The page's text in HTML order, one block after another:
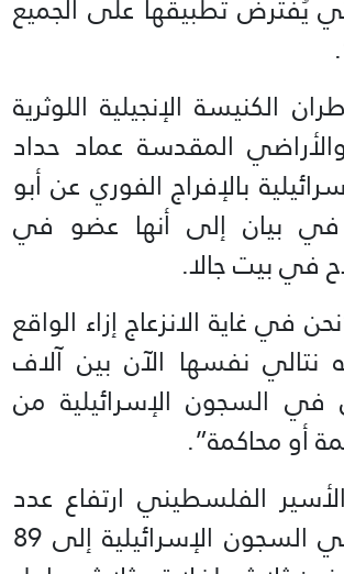
الكنيسة الإنجيلية اللوثرية
المقدسة عماد حداد
بالإفراج الفوري عن أبو
في بيان إلى أنها عضو في
في بيت جالا.
في غاية الانزعاج إزاء الواقع
نتالي نفسها الآن بين آلاف
في السجون الإسرائيلية من
أو محاكمة”.
الفلسطيني ارتفاع عدد
المعتقلات في السجون الإسرائيلية إلى 89